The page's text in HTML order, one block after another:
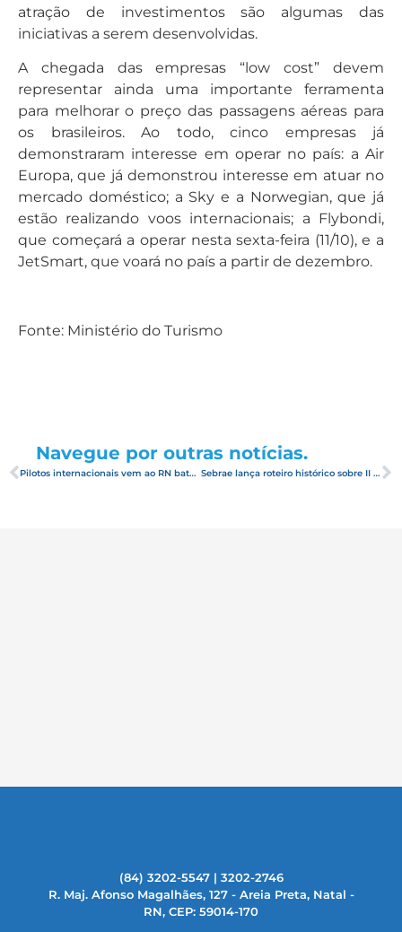
atração de investimentos são algumas das
iniciativas a serem desenvolvidas.
A chegada das empresas “low cost” devem
representar ainda uma importante ferramenta
para melhorar o preço das passagens aéreas para
os brasileiros. Ao todo, cinco empresas já
demonstraram interesse em operar no país: a Air
Europa, que já demonstrou interesse em atuar no
mercado doméstico; a Sky e a Norwegian, que já
estão realizando voos internacionais; a Flybondi,
que começará a operar nesta sexta-feira (11/10), e a
JetSmart, que voará no país a partir de dezembro.
Fonte: Ministério do Turismo
Navegue por outras notícias.
Pilotos internacionais vem ao RN bater o recorde mundial de voo livre Sebrae lança roteiro histórico sobre II Guerra Mundial no estado
(84) 3202-5547 | 3202-2746
R. Maj. Afonso Magalhães, 127 - Areia Preta, Natal -
RN, CEP: 59014-170